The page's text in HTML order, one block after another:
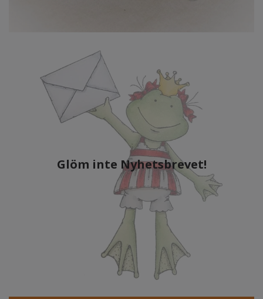
Glöm inte Nyhetsbrevet!